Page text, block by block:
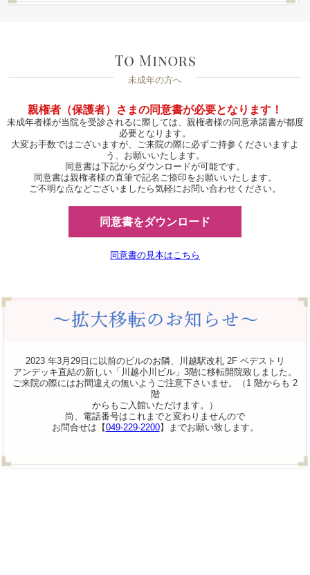
未成年の方へ
親権者（保護者）さまの同意書が必要となります！
未成年者様が当院を受診されるに際しては、親権者様の同意承諾書が都度
必要となります。
大変お手数ではございますが、ご来院の際に必ずご持参くださいますよ
う、お願いいたします。
同意書は下記からダウンロードが可能です。
同意書は親権者様の直筆で記名ご捺印をお願いいたします。
ご不明な点などございましたら気軽にお問い合わせください。
同意書をダウンロード
同意書の見本はこちら
2023 年3月29日に以前のビルのお隣、川越駅改札 2F ペデストリ
アンデッキ直結の新しい「川越小川ビル」3階に移転開院致しました。
ご来院の際にはお間違えの無いようご注意下さいませ。（1 階からも 2
階
からもご入館いただけます。）
尚、電話番号はこれまでと変わりませんので
お問合せは【049-229-2200】までお願い致します。